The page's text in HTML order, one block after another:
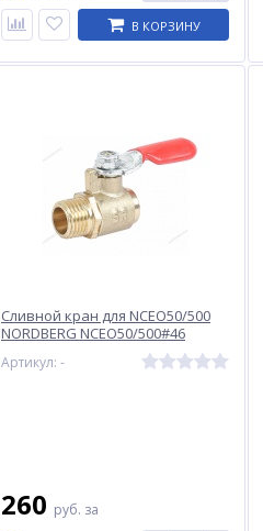
В КОРЗИНУ
Сливной кран для NCEO50/500
NORDBERG NCEO50/500#46
Артикул: -
260 руб. за